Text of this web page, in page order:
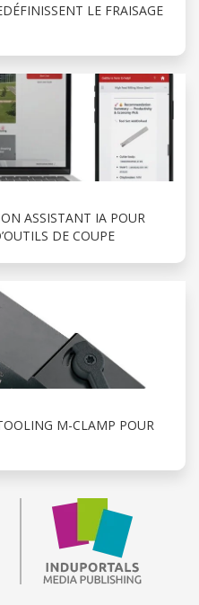
LE FRAISAGE
ASSISTANT IA POUR
DE COUPE
M-CLAMP POUR